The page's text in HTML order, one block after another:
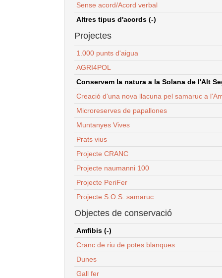
Sense acord/Acord verbal
Altres tipus d'acords (-)
Projectes
1.000 punts d'aigua
AGRI4POL
Conservem la natura a la Solana de l'Alt
Creació d'una nova llacuna pel samaruc a
Microreserves de papallones
Muntanyes Vives
Prats vius
Projecte CRANC
Projecte naumanni 100
Projecte PeriFer
Projecte S.O.S. samaruc
Objectes de conservació
Amfibis (-)
Cranc de riu de potes blanques
Dunes
Gall fer